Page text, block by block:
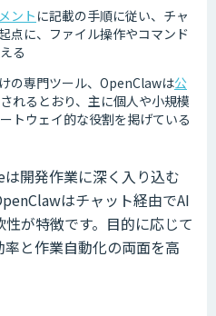
ント に記載の手順に従い、チャ
点に、ファイル操作やコマンド
る
の専門ツール、OpenClawは公
れるとおり、主に個人や小規模
トウェイ的な役割を掲げている
開発作業に深く入り込む
はチャット経由でAI
が特徴です。目的に応じて
と作業自動化の両面を高